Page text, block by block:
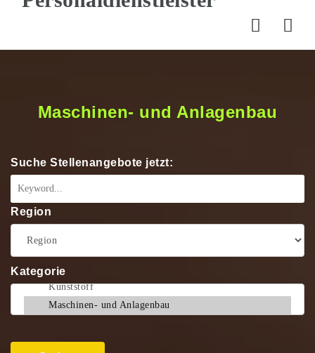
Maschinen- und Anlagenbau
Suche Stellenangebote jetzt:
Region
Kategorie